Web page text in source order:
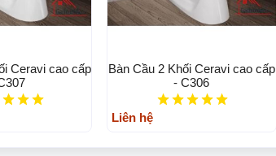
Ceravi cao cấp
Bàn Cầu 2 Khối Ceravi cao cấp
- C306
Liên hệ